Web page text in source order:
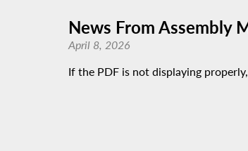
April 8, 2026
If the PDF is not displaying properly,